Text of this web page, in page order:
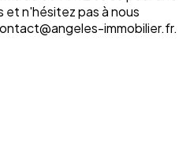
et n'hésitez pas à nous
immobilier.fr.